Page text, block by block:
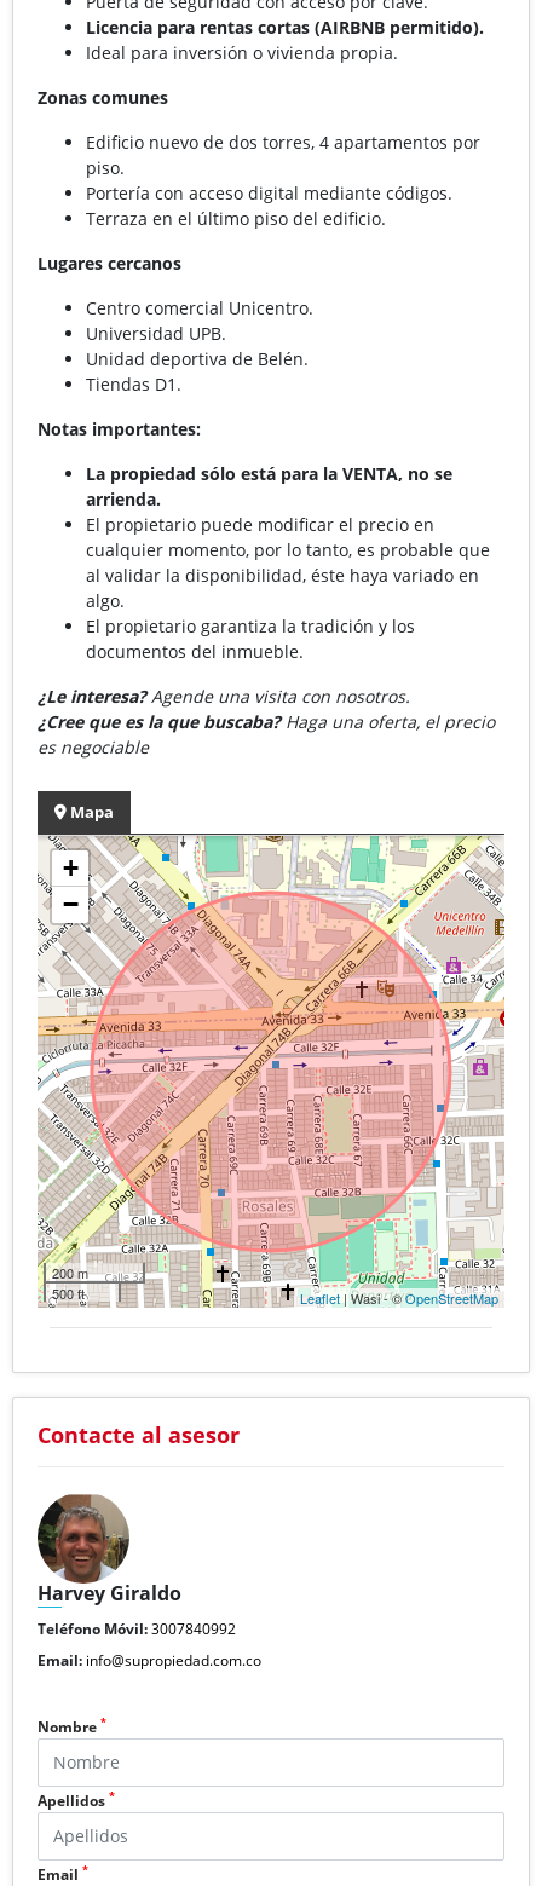
Licencia para rentas cortas (AIRBNB permitido).
Ideal para inversión o vivienda propia.
Zonas comunes
Edificio nuevo de dos torres, 4 apartamentos por
piso.
Portería con acceso digital mediante códigos.
Terraza en el último piso del edificio.
Lugares cercanos
Centro comercial Unicentro.
Universidad UPB.
Unidad deportiva de Belén.
Tiendas D1.
Notas importantes:
La propiedad sólo está para la VENTA, no se
arrienda.
El propietario puede modificar el precio en
cualquier momento, por lo tanto, es probable que
al validar la disponibilidad, éste haya variado en
algo.
El propietario garantiza la tradición y los
documentos del inmueble.
¿Le interesa?Agende una visita con nosotros.
¿Cree que es la que buscaba?Haga una oferta, el precio
es negociable
Mapa
+
−
200 m
500 ft
Leaflet | Wasi - ©OpenStreetMap
Contacte al asesor
Harvey Giraldo
Teléfono Móvil:3007840992
Email: info@supropiedad.com.co
Nombre *
Apellidos *
Email *